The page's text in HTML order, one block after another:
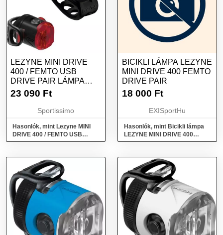
LEZYNE MINI DRIVE
400 / FEMTO USB
DRIVE PAIR LÁMPA
SZETT, FEKETE,
23 090 Ft
Sportissimo
Hasonlók, mint Lezyne MINI
DRIVE 400 / FEMTO USB
DRIVE PAIR Lámpa szett,
BICIKLI LÁMPA LEZYNE
MINI DRIVE 400 FEMTO
DRIVE PAIR
18 000 Ft
EXISportHu
Hasonlók, mint Bicikli lámpa
LEZYNE MINI DRIVE 400
FEMTO DRIVE PAIR